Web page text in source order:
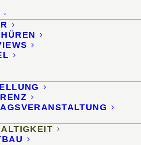
aus
Textilien
eines